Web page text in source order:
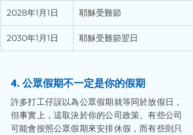
2028年1月1日 耶穌受難節
2030年1月1日 耶穌受難節翌日
4. 公眾假期不一定是你的假期
許多打工仔誤以為公眾假期就等同於放假日，
但事實上，這取決於你的公司政策。有些公司
可能會按照公眾假期來安排休假，而有些則只